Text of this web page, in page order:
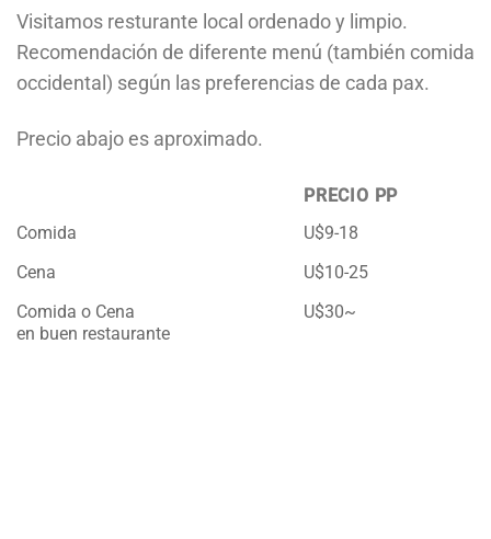
Visitamos resturante local ordenado y limpio.
Recomendación de diferente menú (también comida
occidental) según las preferencias de cada pax.
Precio abajo es aproximado.
PRECIO PP
Comida
U$9-18
Cena
U$10-25
Comida o Cena
en buen restaurante
U$30~